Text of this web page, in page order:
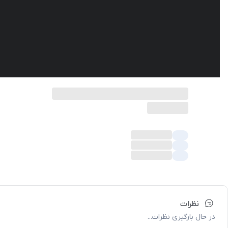
نظرات
در حال بارگیری نظرات...